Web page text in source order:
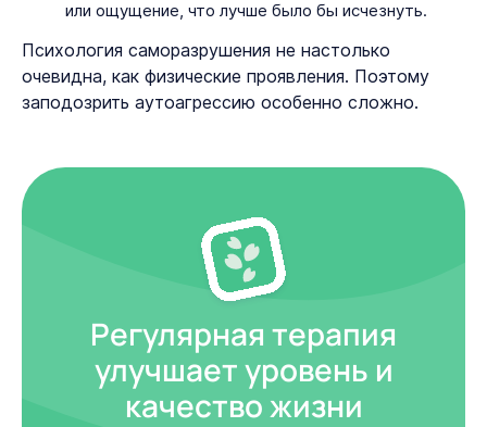
или ощущение, что лучше было бы исчезнуть.
Психология саморазрушения не настолько
очевидна, как физические проявления. Поэтому
заподозрить аутоагрессию особенно сложно.
Регулярная терапия
улучшает уровень и
качество жизни